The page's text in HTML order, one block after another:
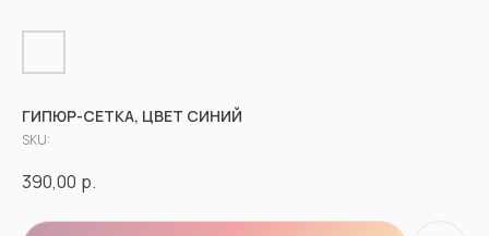
ГИПЮР-СЕТКА, ЦВЕТ СИНИЙ
SKU:
390,00 р.